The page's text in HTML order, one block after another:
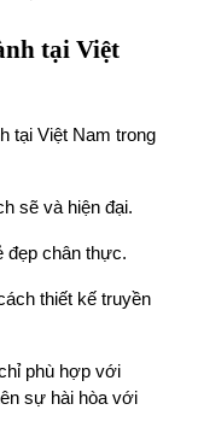
tại Việt
tại Việt Nam trong
sẽ và hiện đại.
đẹp chân thực.
thiết kế truyền
phù hợp với
sự hài hòa với